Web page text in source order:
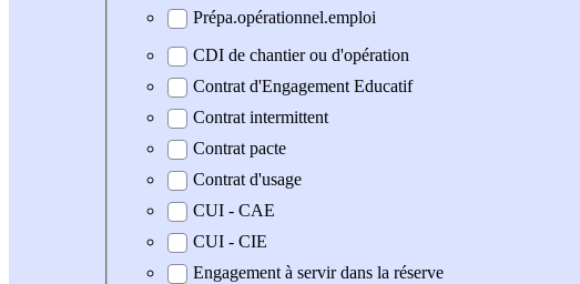
Prépa.opérationnel.emploi
CDI de chantier ou d'opération
Contrat d'Engagement Educatif
Contrat intermittent
Contrat pacte
Contrat d'usage
CUI - CAE
CUI - CIE
Engagement à servir dans la réserve